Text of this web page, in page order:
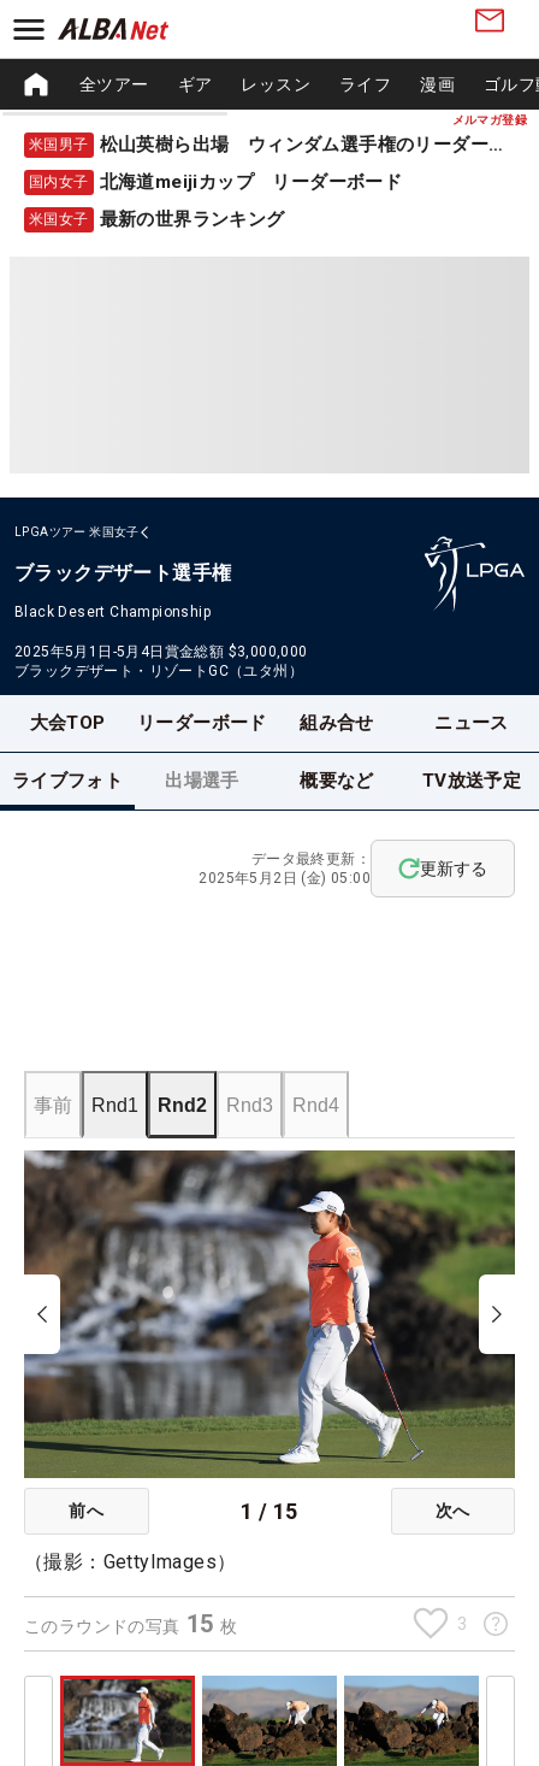
メルマガ登録
全ツアー ギア レッスン ライフ 漫画 ゴル
米国男子 松山英樹ら出場 ウィンダム選手権のリーダーボード
国内女子 北海道meijiカップ リーダーボード
米国女子 最新の世界ランキング
LPGAツアー 米国女子
ブラックデザート選手権
Black Desert Championship
2025年5月1日-5月4日 賞金総額 $3,000,000
ブラックデザート・リゾートGC（ユタ州）
大会TOP リーダーボード 組み合せ ニュース
ライブフォト 出場選手 概要など TV放送予定
データ最終更新：
2025年5月2日 (金) 05:00
更新する
事前 Rnd1 Rnd2 Rnd3 Rnd4
前へ 1 / 15 次へ
（撮影：GettyImages）
このラウンドの写真 15枚 3